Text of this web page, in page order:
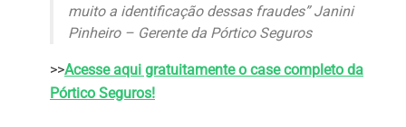
muito a identificação dessas fraudes” Janini
Pinheiro – Gerente da Pórtico Seguros
>>Acesse aqui gratuitamente o case completo da
Pórtico Seguros!